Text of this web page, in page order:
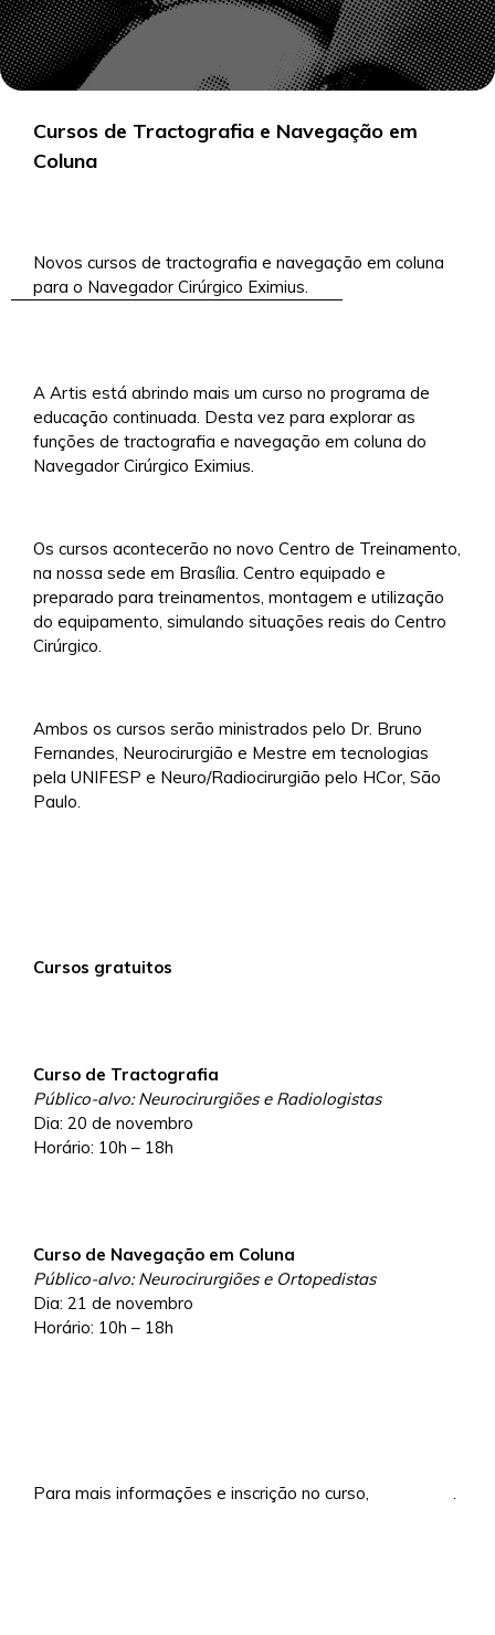
Cursos de Tractografia e Navegação em
Coluna
Novos cursos de tractografia e navegação em coluna
para o Navegador Cirúrgico Eximius.
A Artis está abrindo mais um curso no programa de
educação continuada. Desta vez para explorar as
funções de tractografia e navegação em coluna do
Navegador Cirúrgico Eximius.
Os cursos acontecerão no novo Centro de Treinamento,
na nossa sede em Brasília. Centro equipado e
preparado para treinamentos, montagem e utilização
do equipamento, simulando situações reais do Centro
Cirúrgico.
Ambos os cursos serão ministrados pelo Dr. Bruno
Fernandes, Neurocirurgião e Mestre em tecnologias
pela UNIFESP e Neuro/Radiocirurgião pelo HCor, São
Paulo.
Cursos gratuitos
Curso de Tractografia
Público-alvo: Neurocirurgiões e Radiologistas
Dia: 20 de novembro
Horário: 10h – 18h
Curso de Navegação em Coluna
Público-alvo: Neurocirurgiões e Ortopedistas
Dia: 21 de novembro
Horário: 10h – 18h
Para mais informações e inscrição no curso, .